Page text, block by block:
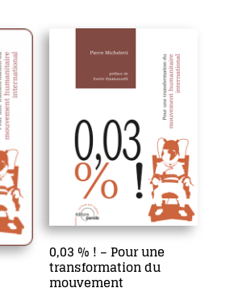
0,03 % ! – Pour une
transformation du
mouvement